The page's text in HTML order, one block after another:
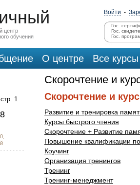
центр
обучения
Войти -
Гос.
Гос.
Гос.
О центре
Все курсы
1
Скорочтение и
Скорочтение и
Развитие и тренировка
Курсы быстрого чтения
Скорочтение + Развитие
Повышение квалификации по
Коучинг
Организация тренингов
Тренинг
Тренинг-менеджмент